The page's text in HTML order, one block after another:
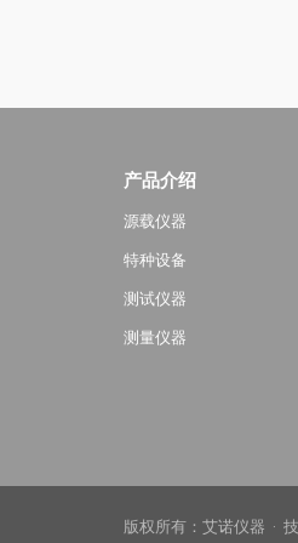
产品介绍
源载仪器
特种设备
测试仪器
测量仪器
版权所有：艾诺仪器 ·